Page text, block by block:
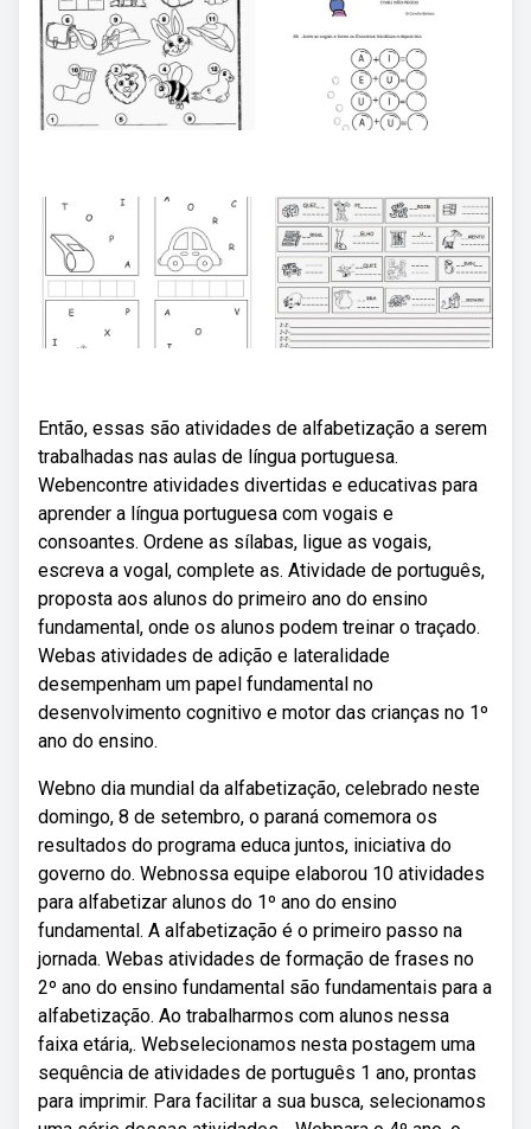
Então, essas são atividades de alfabetização a serem
trabalhadas nas aulas de língua portuguesa.
Webencontre atividades divertidas e educativas para
aprender a língua portuguesa com vogais e
consoantes. Ordene as sílabas, ligue as vogais,
escreva a vogal, complete as. Atividade de português,
proposta aos alunos do primeiro ano do ensino
fundamental, onde os alunos podem treinar o traçado.
Webas atividades de adição e lateralidade
desempenham um papel fundamental no
desenvolvimento cognitivo e motor das crianças no 1º
ano do ensino.
Webno dia mundial da alfabetização, celebrado neste
domingo, 8 de setembro, o paraná comemora os
resultados do programa educa juntos, iniciativa do
governo do. Webnossa equipe elaborou 10 atividades
para alfabetizar alunos do 1º ano do ensino
fundamental. A alfabetização é o primeiro passo na
jornada. Webas atividades de formação de frases no
2º ano do ensino fundamental são fundamentais para a
alfabetização. Ao trabalharmos com alunos nessa
faixa etária,. Webselecionamos nesta postagem uma
sequência de atividades de português 1 ano, prontas
para imprimir. Para facilitar a sua busca, selecionamos